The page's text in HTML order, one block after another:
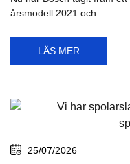
årsmodell 2021 och...
LÄS MER
25/07/2026